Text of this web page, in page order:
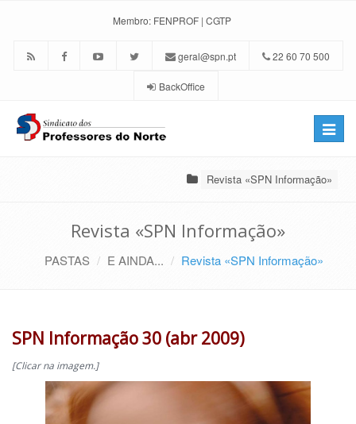
Membro: FENPROF | CGTP
geral@spn.pt 22 60 70 500
BackOffice
Toggle
Revista «SPN Informação»
Revista «SPN Informação»
PASTAS E AINDA... Revista «SPN Informação»
SPN Informação 30 (abr 2009)
[Clicar na imagem.]